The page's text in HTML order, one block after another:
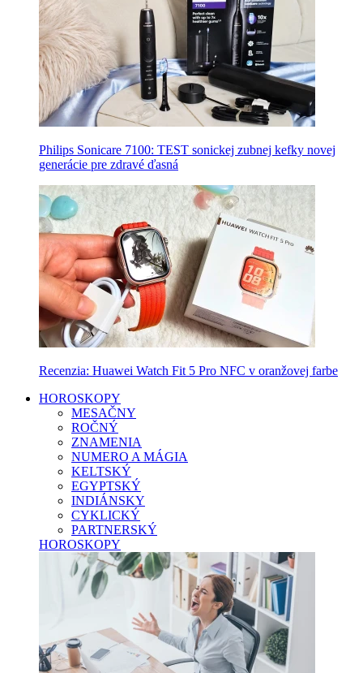
Philips Sonicare 7100: TEST sonickej zubnej kefky novej
generácie pre zdravé ďasná
Recenzia: Huawei Watch Fit 5 Pro NFC v oranžovej farbe
HOROSKOPY
MESAČNY
ROČNÝ
ZNAMENIA
NUMERO A MÁGIA
KELTSKÝ
EGYPTSKÝ
INDIÁNSKY
CYKLICKÝ
PARTNERSKÝ
HOROSKOPY